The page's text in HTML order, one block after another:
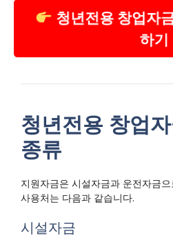
청년전용 창업자
하기
청년전용 창업
종류
지원자금은 시설자금과 운전자금
사용처는 다음과 같습니다.
시설자금